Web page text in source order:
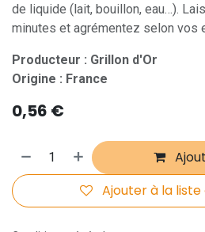
de liquide (lait, bouillon, eau…).
minutes et agrémentez selon vos
Producteur : Grillon d'Or
Origine : France
0,56 €
Ajouter à la liste